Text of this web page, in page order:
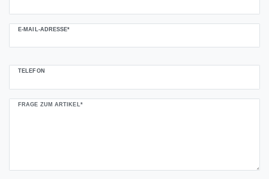
E-MAIL-ADRESSE*
TELEFON
FRAGE ZUM ARTIKEL*